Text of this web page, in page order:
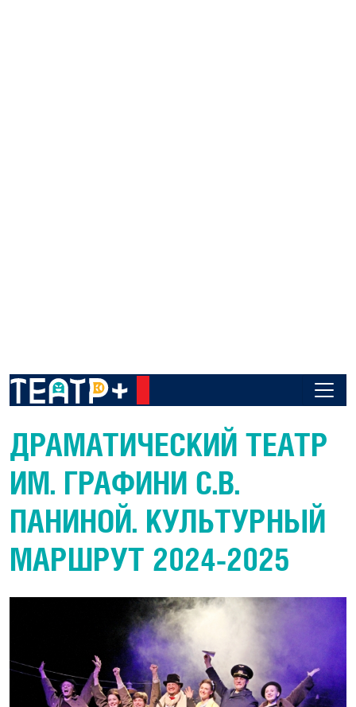
ДРАМАТИЧЕСКИЙ ТЕАТР
ИМ. ГРАФИНИ С.В.
ПАНИНОЙ. КУЛЬТУРНЫЙ
МАРШРУТ 2024-2025